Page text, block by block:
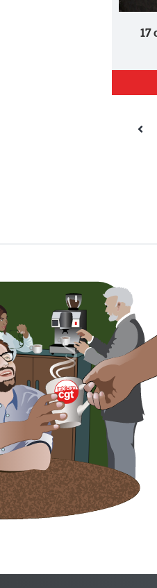
17 octobre : Marche pour l’emploi,